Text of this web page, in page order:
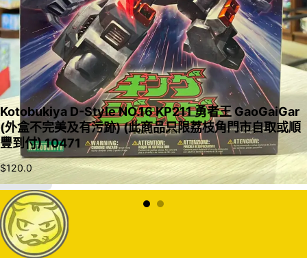
入購物車
Kotobukiya D-Style NO.16 KP211 勇者王 GaoGaiGar
(外盒不完美及有污跡) (此商品只限荔枝角門市自取或順
豐到付) 10471
$120.0